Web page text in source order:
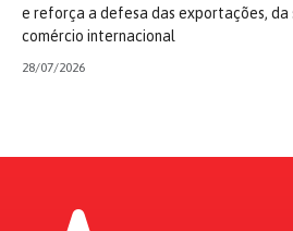
e reforça a defesa das exportações, da
comércio internacional
28/07/2026